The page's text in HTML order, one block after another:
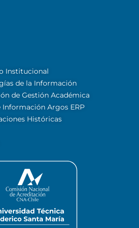
Institucional
de la Información
de Gestión Académica
Argos ERP
Históricas